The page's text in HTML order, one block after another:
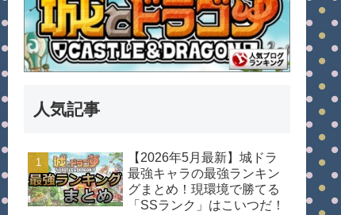
人気記事
【2026年5月最新】城ドラ
最強キャラの最強ランキン
グまとめ！現環境で勝てる
「SSランク」はこいつだ！